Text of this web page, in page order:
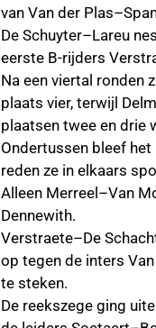
van Van der
De Schuyter–Lareu
eerste B-rijders
Na een viertal ronden
plaats vier, terwijl
plaatsen twee en drie
Ondertussen bleef
reden ze in elkaars
Alleen Merreel–Van
Dennewith.
Verstraete–De
op tegen de inters
te steken.
De reekszege ging